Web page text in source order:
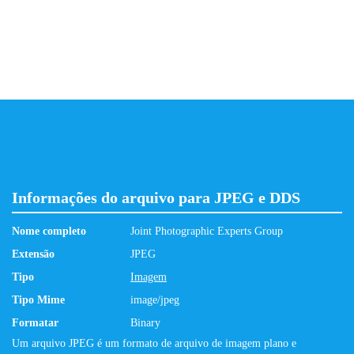
Informações do arquivo para JPEG e DDS
Nome completo
Joint Photographic Experts Group
Extensão
JPEG
Tipo
Imagem
Tipo Mime
image/jpeg
Formatar
Binary
Um arquivo JPEG é um formato de arquivo de imagem plano e